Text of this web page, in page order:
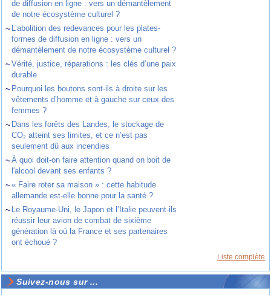
de diffusion en ligne : vers un démantèlement
de notre écosystème culturel ?
~ L’abolition des redevances pour les plates-
formes de diffusion en ligne : vers un
démantèlement de notre écosystème culturel ?
~Vérité, justice, réparations : les clés d’une paix
durable
~ Pourquoi les boutons sont-ils à droite sur les
vêtements d’homme et à gauche sur ceux des
femmes ?
~ Dans les forêts des Landes, le stockage de
CO₂ atteint ses limites, et ce n’est pas
seulement dû aux incendies
~À quoi doit-on faire attention quand on boit de
l'alcool devant ses enfants ?
~« Faire roter sa maison » : cette habitude
allemande est-elle bonne pour la santé ?
~ Le Royaume-Uni, le Japon et l’Italie peuvent-ils
réussir leur avion de combat de sixième
génération là où la France et ses partenaires
ont échoué ?
Liste complète
Suivez-nous sur ...